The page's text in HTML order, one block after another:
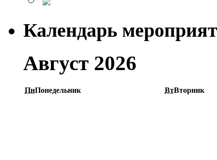
Календарь
Август 2026
ПнПонедельник ВтВторник